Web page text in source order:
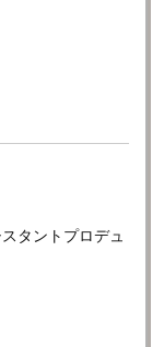
タントプロデュ